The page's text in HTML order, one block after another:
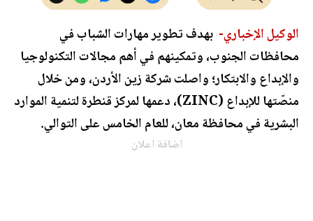
الوكيل الإخباري- بهدف تطوير مهارات الشباب في
محافظات الجنوب، وتمكينهم في أهم مجالات التكنولوجيا
والإبداع والابتكار؛ واصلت شركة زين الأردن، ومن خلال
منصّتها للإبداع (ZINC)، دعمها لمركز قنطرة لتنمية الموارد
البشرية في محافظة معان، للعام الخامس على التوالي.
اضافة اعلان